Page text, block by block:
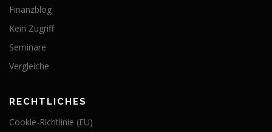
Finanzblog
Kein Zugriff
Seminare
Vergleiche
RECHTLICHES
Cookie-Richtlinie (EU)